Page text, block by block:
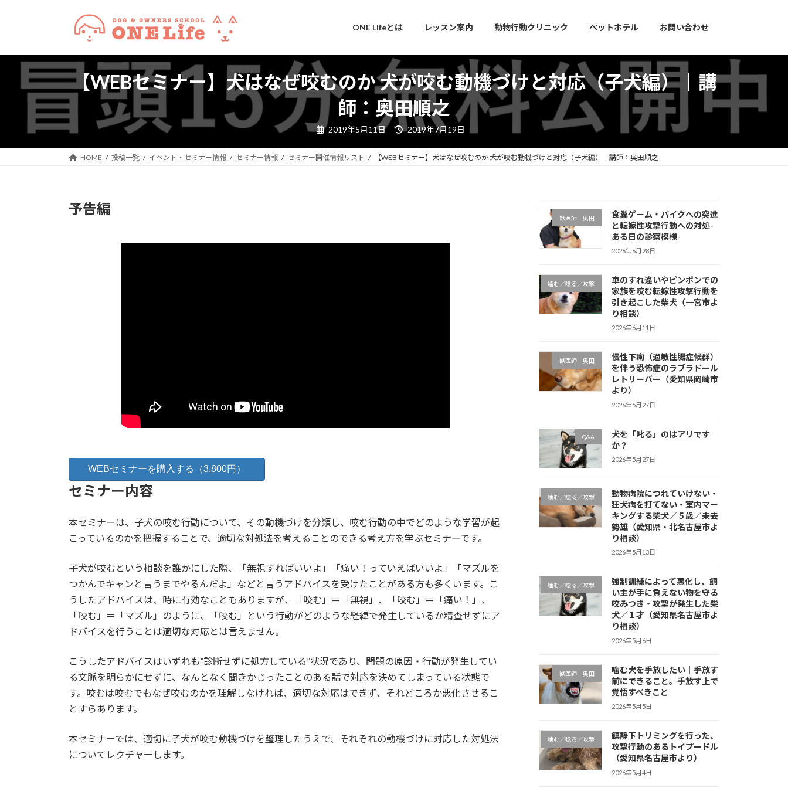
ONE Lifeとは レッスン案内 動物行動クリニック ペットホテル お問い合わせ
【WEBセミナー】犬はなぜ咬むのか 犬が咬む動機づけと対応（子犬編）｜講
師：奥田順之
2019年5月11日
最
新
日
2019年7月19日
HOME 投稿一覧 イベント・セミナー情報 セミナー情報 セミナー開催情報リスト 【WEBセミナー】犬はなぜ咬むのか 犬が咬む動機づけと対応（子犬編）｜講師：奥田順之
予告編
セミナー内容
本セミナーは、子犬の咬む行動について、その動機づけを分類し、咬む行動の中でどのような学習が起
こっているのかを把握することで、適切な対処法を考えることのできる考え方を学ぶセミナーです。
子犬が咬むという相談を誰かにした際、「無視すればいいよ」「痛い！っていえばいいよ」「マズルを
つかんでキャンと言うまでやるんだよ」などと言うアドバイスを受けたことがある方も多くいます。こ
うしたアドバイスは、時に有効なこともありますが、「咬む」＝「無視」、「咬む」＝「痛い！」、
「咬む」＝「マズル」のように、「咬む」という行動がどのような経緯で発生しているか精査せずにア
ドバイスを行うことは適切な対応とは言えません。
こうしたアドバイスはいずれも”診断せずに処方している”状況であり、問題の原因・行動が発生してい
る文脈を明らかにせずに、なんとなく聞きかじったことのある話で対応を決めてしまっている状態で
す。咬むは咬むでもなぜ咬むのかを理解しなければ、適切な対応はできず、それどころか悪化させるこ
とすらあります。
本セミナーでは、適切に子犬が咬む動機づけを整理したうえで、それぞれの動機づけに対応した対処法
についてレクチャーします。
獣医師 奥田
食糞ゲーム・バイクへの突進
と転嫁性攻撃行動への対処-
ある日の診察模様-
2026年6月28日
噛む／唸る／攻撃
車のすれ違いやピンポンでの
家族を咬む転嫁性攻撃行動を
引き起こした柴犬（一宮市よ
り相談）
2026年6月11日
獣医師 奥田
慢性下痢（過敏性腸症候群）
を伴う恐怖症のラブラドール
レトリーバー（愛知県岡崎市
より）
2026年5月27日
Q&A
犬を「叱る」のはアリです
か？
2026年5月27日
噛む／唸る／攻撃
動物病院につれていけない・
狂犬病を打てない・室内マー
キングする柴犬／５歳／未去
勢雄（愛知県・北名古屋市よ
り相談）
2026年5月13日
噛む／唸る／攻撃
強制訓練によって悪化し、飼
い主が手に負えない物を守る
咬みつき・攻撃が発生した柴
犬／１才（愛知県名古屋市よ
り相談）
2026年5月6日
獣医師 奥田
噛む犬を手放したい｜手放す
前にできること。手放す上で
覚悟すべきこと
2026年5月5日
噛む／唸る／攻撃
鎮静下トリミングを行った、
攻撃行動のあるトイプードル
（愛知県名古屋市より）
2026年5月4日